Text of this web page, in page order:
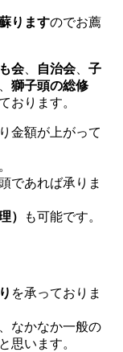
りますのでお薦
会、 自治会、 子
獅子頭の総修
おります。
金額が上がって
であれば承りま
） も可能です。
を承っておりま
なかなか一般の
思います。